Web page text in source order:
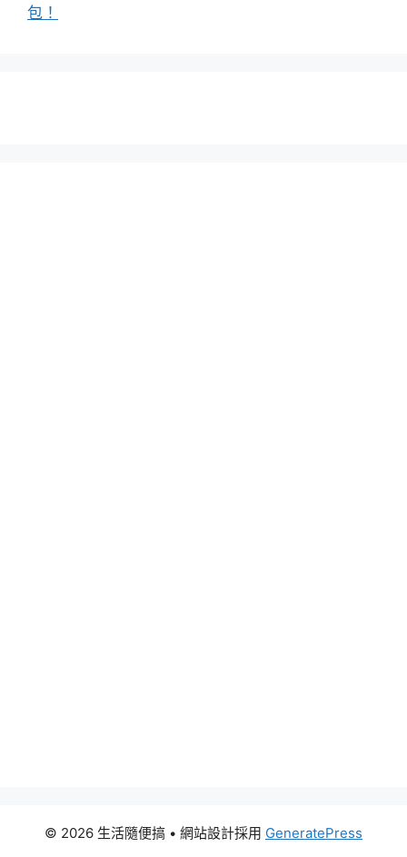
包！
© 2026 生活隨便搞 • 網站設計採用 GeneratePress